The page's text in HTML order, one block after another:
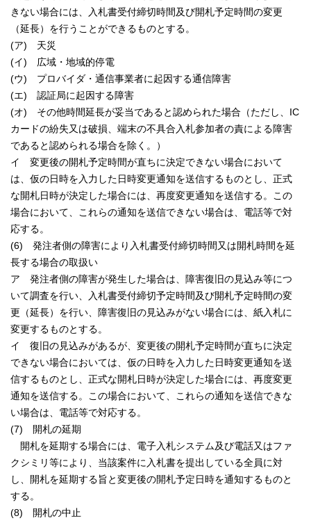
きない場合には、入札書受付締切時間及び開札予定時間の変更
（延長）を行うことができるものとする。
(ア) 天災
(イ) 広域・地域的停電
(ウ) プロバイダ・通信事業者に起因する通信障害
(エ) 認証局に起因する障害
(オ) その他時間延長が妥当であると認められた場合（ただし、IC
カードの紛失又は破損、端末の不具合入札参加者の責による障害
であると認められる場合を除く。）
イ 変更後の開札予定時間が直ちに決定できない場合において
は、仮の日時を入力した日時変更通知を送信するものとし、正式
な開札日時が決定した場合には、再度変更通知を送信する。この
場合において、これらの通知を送信できない場合は、電話等で対
応する。
(6) 発注者側の障害により入札書受付締切時間又は開札時間を延
長する場合の取扱い
ア 発注者側の障害が発生した場合は、障害復旧の見込み等につ
いて調査を行い、入札書受付締切予定時間及び開札予定時間の変
更（延長）を行い、障害復旧の見込みがない場合には、紙入札に
変更するものとする。
イ 復旧の見込みがあるが、変更後の開札予定時間が直ちに決定
できない場合においては、仮の日時を入力した日時変更通知を送
信するものとし、正式な開札日時が決定した場合には、再度変更
通知を送信する。この場合において、これらの通知を送信できな
い場合は、電話等で対応する。
(7) 開札の延期
開札を延期する場合には、電子入札システム及び電話又はファ
クシミリ等により、当該案件に入札書を提出している全員に対
し、開札を延期する旨と変更後の開札予定日時を通知するものと
する。
(8) 開札の中止